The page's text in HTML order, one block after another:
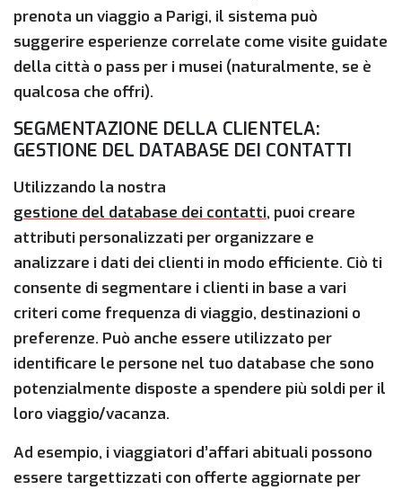
prenota un viaggio a Parigi, il sistema può
suggerire esperienze correlate come visite guidate
della città o pass per i musei (naturalmente, se è
qualcosa che offri).
SEGMENTAZIONE DELLA CLIENTELA:
GESTIONE DEL DATABASE DEI CONTATTI
Utilizzando la nostra
gestione del database dei contatti, puoi creare
attributi personalizzati per organizzare e
analizzare i dati dei clienti in modo efficiente. Ciò ti
consente di segmentare i clienti in base a vari
criteri come frequenza di viaggio, destinazioni o
preferenze. Può anche essere utilizzato per
identificare le persone nel tuo database che sono
potenzialmente disposte a spendere più soldi per il
loro viaggio/vacanza.
Ad esempio, i viaggiatori d’affari abituali possono
essere targettizzati con offerte aggiornate per